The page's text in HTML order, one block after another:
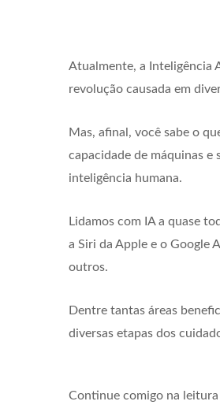
Atualmente, a Inteligência
revolução causada em
Mas, afinal, você sabe o
capacidade de máquinas
inteligência humana.
Lidamos com IA a quase
a Siri da Apple e o Google
outros.
Dentre tantas áreas
diversas etapas dos
Continue comigo na